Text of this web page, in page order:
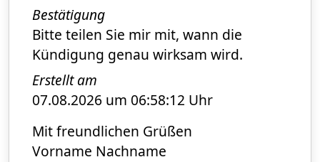
Bestätigung
Bitte teilen Sie mir mit, wann die
Kündigung genau wirksam wird.
Erstellt am
07.08.2026 um 06:58:12 Uhr
Mit freundlichen Grüßen
Vorname Nachname